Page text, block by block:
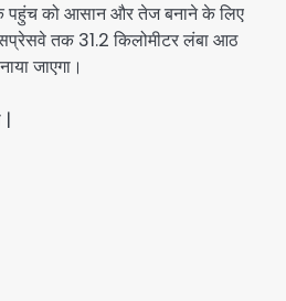
पहुंच को आसान और तेज बनाने के लिए
तक 31.2 किलोमीटर लंबा आठ
जाएगा।
|